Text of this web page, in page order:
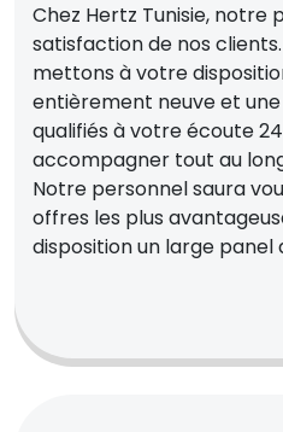
Chez Hertz Tunisie, notre
satisfaction de nos
mettons à votre
entièrement neuve et
qualifiés à votre écoute
accompagner tout au
Notre personnel saura
offres les plus
disposition un large panel